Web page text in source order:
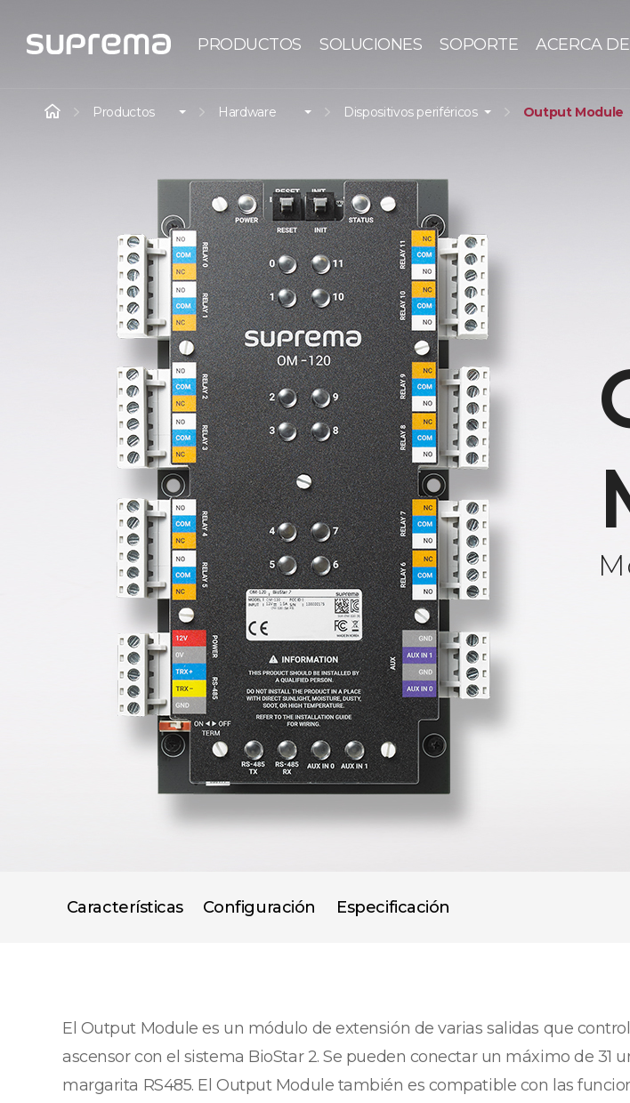
PRODUCTOS SOLUCIONES SOPORTE ACERCA DE
Productos Hardware Dispositivos periféricos Output Module
Características Configuración Especificación
El Output Module es un módulo de extensión de varias salidas que
ascensor con el sistema BioStar 2. Se pueden conectar un máximo de
margarita RS485. El Output Module también es compatible con las